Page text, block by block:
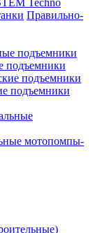
Techno
Правильно-
подъемники
подъемники
мотопомпы-